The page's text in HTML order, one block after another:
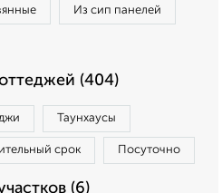
Из сип панелей
(404)
Таунхаусы
срок Посуточно
(6)